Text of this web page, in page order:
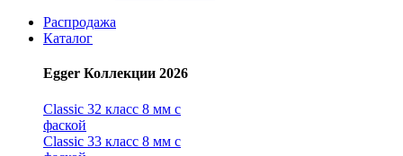
Распродажа
Каталог
Egger Коллекции 2026
Classic 32 класс 8 мм с
фаской
Classic 33 класс 8 мм с